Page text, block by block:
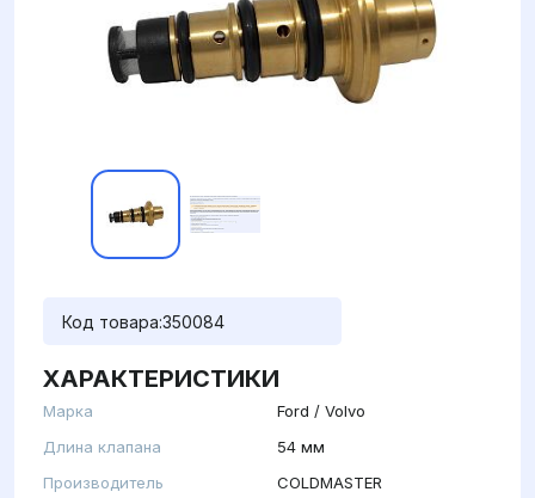
Код товара:350084
ХАРАКТЕРИСТИКИ
Марка
Ford / Volvo
Длина клапана
54 мм
Производитель
COLDMASTER